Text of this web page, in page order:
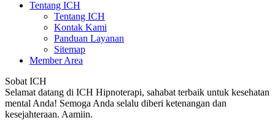
Tentang ICH
Tentang ICH
Kontak Kami
Panduan Layanan
Sitemap
Member Area
Sobat ICH
Selamat datang di ICH Hipnoterapi, sahabat terbaik untuk kesehatan
mental Anda! Semoga Anda selalu diberi ketenangan dan
kesejahteraan. Aamiin.